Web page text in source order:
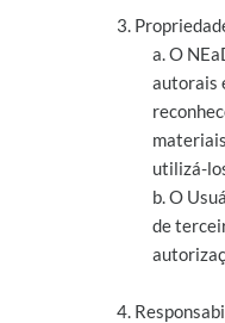
3.
a. O
autorais
utilizá-
b. O
de
4.